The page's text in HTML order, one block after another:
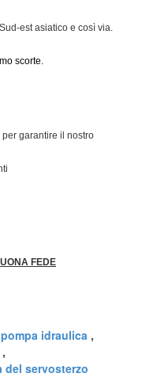
est asiatico e così via.
scorte.
garantire il nostro
FEDE
idraulica ,
,
del servosterzo